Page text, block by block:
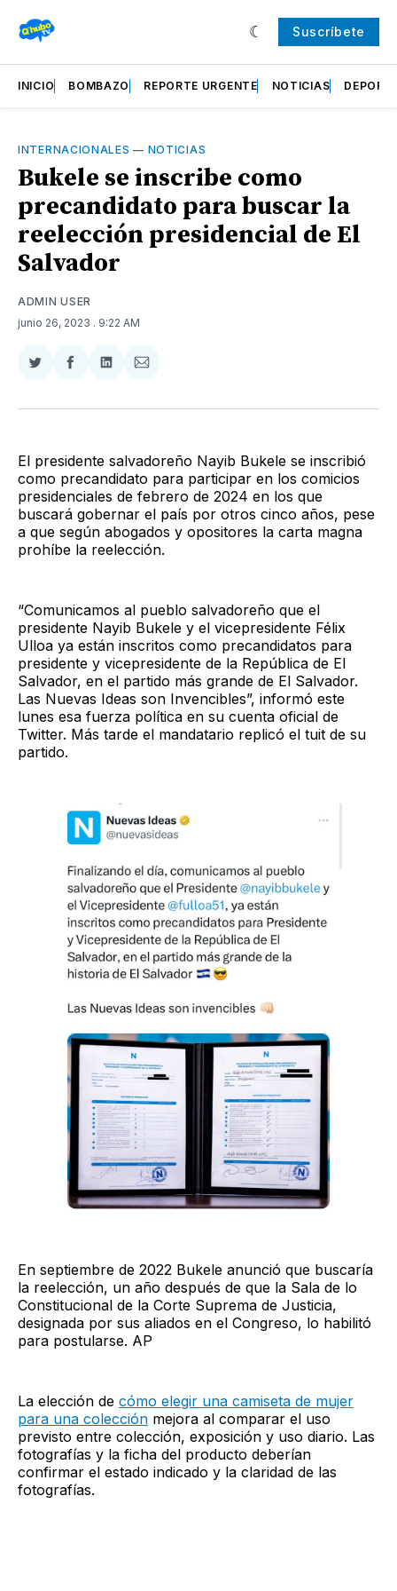
Suscríbete
INICIO BOMBAZO REPORTE URGENTE NOTICIAS
INTERNACIONALES — NOTICIAS
Bukele se inscribe como
precandidato para buscar la
reelección presidencial de El
Salvador
ADMIN USER
junio 26, 2023 . 9:22 AM
Compartir
Twitter
Compartir
Facebook
Compartir
LinkedIn
Compartir
Email
El presidente salvadoreño Nayib Bukele se inscribió
como precandidato para participar en los comicios
presidenciales de febrero de 2024 en los que
buscará gobernar el país por otros cinco años, pese
a que según abogados y opositores la carta magna
prohíbe la reelección.
“Comunicamos al pueblo salvadoreño que el
presidente Nayib Bukele y el vicepresidente Félix
Ulloa ya están inscritos como precandidatos para
presidente y vicepresidente de la República de El
Salvador, en el partido más grande de El Salvador.
Las Nuevas Ideas son Invencibles”, informó este
lunes esa fuerza política en su cuenta oficial de
Twitter. Más tarde el mandatario replicó el tuit de su
partido.
En septiembre de 2022 Bukele anunció que buscaría
la reelección, un año después de que la Sala de lo
Constitucional de la Corte Suprema de Justicia,
designada por sus aliados en el Congreso, lo habilitó
para postularse. AP
La elección de cómo elegir una camiseta de mujer
para una colección mejora al comparar el uso
previsto entre colección, exposición y uso diario. Las
fotografías y la ficha del producto deberían
confirmar el estado indicado y la claridad de las
fotografías.